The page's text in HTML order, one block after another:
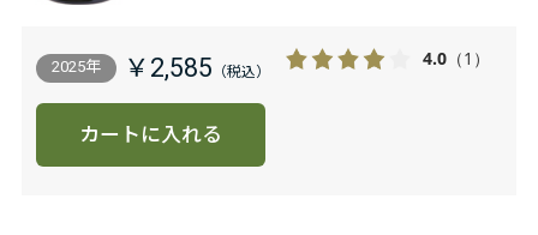
2025年 ￥2,585 4.0 （1）
カートに入れる